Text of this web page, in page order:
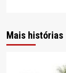
Mais histórias